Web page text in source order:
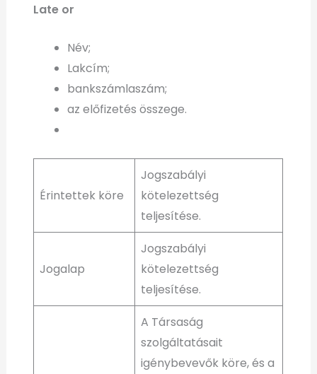
Late or
Név;
Lakcím;
bankszámlaszám;
az előfizetés összege.
Érintettek köre
Jogszabályi
kötelezettség
teljesítése.
Jogalap
Jogszabályi
kötelezettség
teljesítése.
A Társaság
szolgáltatásait
igénybevevők köre, és a